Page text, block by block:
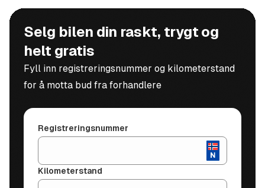
Vi bestreber alltid å gi korrekt informasjon, men tar
forbehold om eventuelle feil i annonsen. Vi ønsker
gjerne at du tar kontakt med oss for fullstendig
salgsinformasjon og opplysninger om bilen.
Selg bilen din raskt, trygt og
helt gratis
Fyll inn registreringsnummer og kilometerstand
for å motta bud fra forhandlere
Registreringsnummer
Kilometerstand